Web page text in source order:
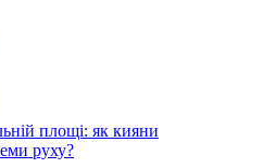
площі: як кияни
руху?